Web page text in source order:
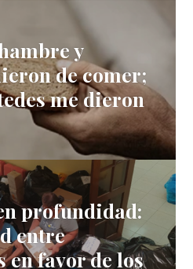
y
de comer;
me dieron
profundidad:
entre
en favor de los